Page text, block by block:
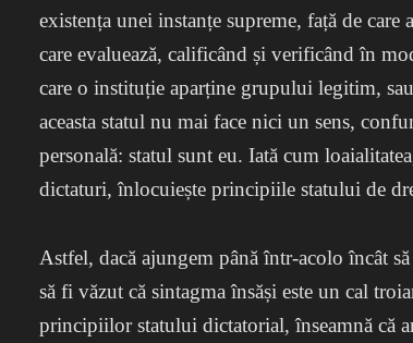
existența unei instanțe supreme, față de care
care evaluează, calificând și verificând în
care o instituție aparține grupului legitim,
aceasta statul nu mai face nici un sens,
personală: statul sunt eu. Iată cum
dictaturi, înlocuiește principiile statului de
Astfel, dacă ajungem până într-acolo încât
să fi văzut că sintagma însăși este un cal
principiilor statului dictatorial, înseamnă că